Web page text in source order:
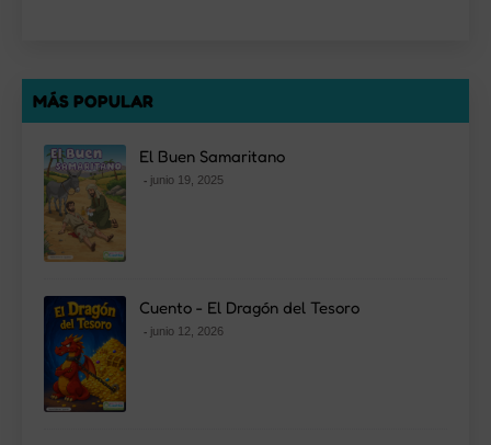
MÁS POPULAR
El Buen Samaritano
junio 19, 2025
Cuento - El Dragón del Tesoro
junio 12, 2026